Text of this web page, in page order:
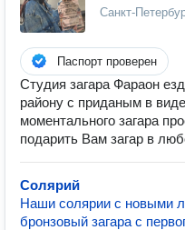
Санкт-
Паспорт проверен
Студия загара Фараон
району с приданым в
моментального загара
подарить Вам загар в
Солярий
Наши солярии с новыми
бронзовый загара с